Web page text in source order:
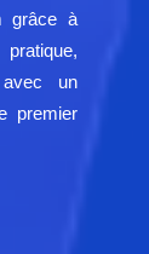
grâce à
avec un
premier